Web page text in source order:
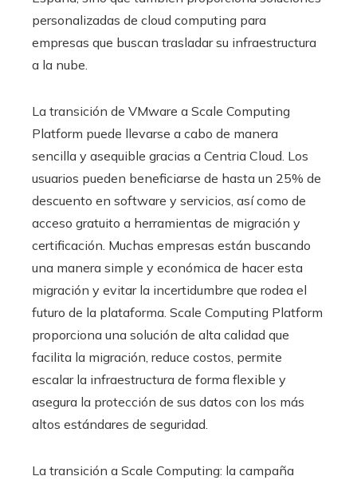
personalizadas de cloud computing para
empresas que buscan trasladar su infraestructura
a la nube.
La transición de VMware a Scale Computing
Platform puede llevarse a cabo de manera
sencilla y asequible gracias a Centria Cloud. Los
usuarios pueden beneficiarse de hasta un 25% de
descuento en software y servicios, así como de
acceso gratuito a herramientas de migración y
certificación. Muchas empresas están buscando
una manera simple y económica de hacer esta
migración y evitar la incertidumbre que rodea el
futuro de la plataforma. Scale Computing Platform
proporciona una solución de alta calidad que
facilita la migración, reduce costos, permite
escalar la infraestructura de forma flexible y
asegura la protección de sus datos con los más
altos estándares de seguridad.
La transición a Scale Computing: la campaña